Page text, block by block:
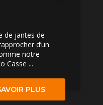
de jantes de
d’un
notre
Casse ...
PLUS